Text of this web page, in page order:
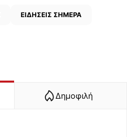
ΕΙΔΗΣΕΙΣ ΣΗΜΕΡΑ
Δημοφιλή